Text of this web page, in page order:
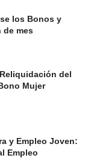
los Bonos y
de mes
del
Mujer
y Empleo Joven:
Empleo